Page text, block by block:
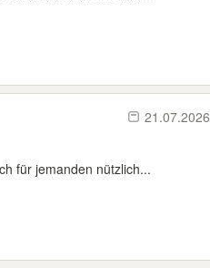
21.07.2026
für jemanden nützlich...